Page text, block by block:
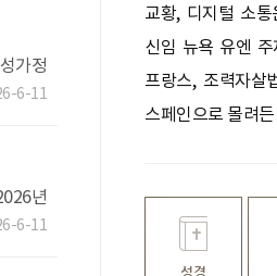
가정
성당
6-11
년
서 개
6-11
촉구
교황, 디지털 소통
봉사해야
신임 뉴욕 유엔 주
레바논 출신 대주교
프랑스, 조력자
내몰 우려
스페인으로 몰려